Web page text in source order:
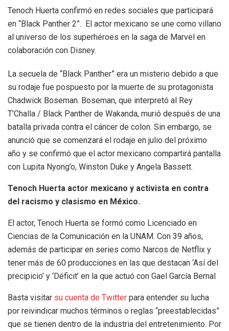
Tenoch Huerta confirmó en redes sociales que participará
en “Black Panther 2”. El actor mexicano se une como villano
al universo de los superhéroes en la saga de Marvel en
colaboración con Disney.
La secuela de “Black Panther” era un misterio debido a que
su rodaje fue pospuesto por la muerte de su protagonista
Chadwick Boseman. Boseman, que interpretó al Rey
T’Challa / Black Panther de Wakanda, murió después de una
batalla privada contra el cáncer de colon. Sin embargo, se
anunció que se comenzará el rodaje en julio del próximo
año y se confirmó que el actor mexicano compartirá pantalla
con Lupita Nyong’o, Winston Duke y Angela Bassett.
Tenoch Huerta actor mexicano y activista en contra
del racismo y clasismo en México.
El actor, Tenoch Huerta se formó como Licenciado en
Ciencias de la Comunicación en la UNAM. Con 39 años,
además de participar en series como Narcos de Netflix y
tener más de 60 producciones en las que destacan ‘Así del
precipicio’ y ‘Déficit’ en la que actuó con Gael García Bernal
Basta visitar su cuenta de Twitter para entender su lucha
por reivindicar muchos términos o reglas “preestablecidas”
que se tienen dentro de la industria del entretenimiento. Por